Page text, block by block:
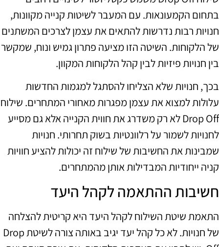
בתחום הקמעונאות. עם המעבר לשיטות קנייה מקוונות,
חנויות רבות נדרשות להתאים את עצמן לצרכים המשתנים
של הלקוחות. השיטה הזו מציעה פתרון גמיש ונוח, שמקשר
בין חנויות פיזיות לבין קהל הלקוחות המקוון.
בכך, חנויות שלא הצליחו להסתגל למגמות החדשות
עלולות למצוא את עצמן מפגרות מאחורי המתחרים. שילוח
Drop Off לא רק משדרג את חווית הקנייה אלא גם מסייע
לחנויות לשמור על רלוונטיות בשוק תחרותי. חנויות
שמבינות את החשיבות של שילוח זה יכולות להציע חוויות
קניה ייחודיות המבדילות אותן מהמתחרים.
חשיבות ההתאמה לקהל היעד
התאמת שיטת השילוח לקהל היעד היא קריטית להצלחה
של חנויות. לא כל קהל יעד יגיב באותה צורה לשיטת Drop